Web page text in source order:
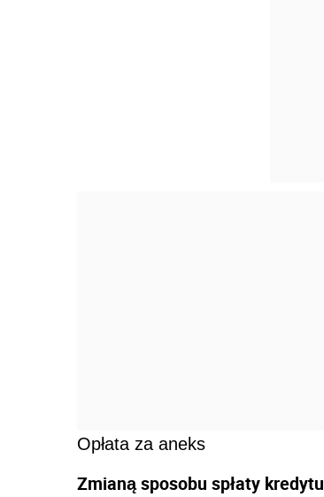
Opłata za aneks
Zmianą sposobu spłaty kredytu